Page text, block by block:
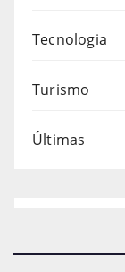
Tecnologia
Turismo
Últimas